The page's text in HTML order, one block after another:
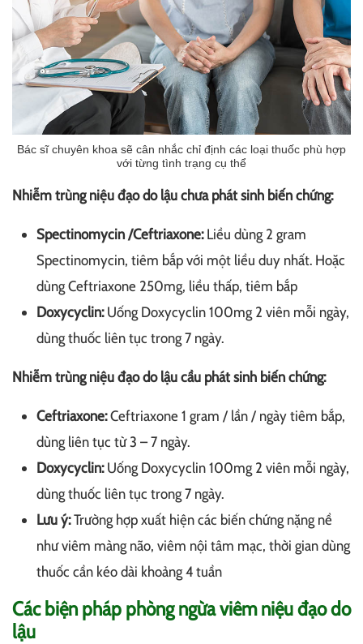
Bác sĩ chuyên khoa sẽ cân nhắc chỉ định các loại thuốc phù hợp
với từng tình trạng cụ thể
Nhiễm trùng niệu đạo do lậu chưa phát sinh biến chứng:
Spectinomycin /Ceftriaxone:Liều dùng 2 gram
Spectinomycin, tiêm bắp với một liều duy nhất. Hoặc
dùng Ceftriaxone 250mg, liều thấp, tiêm bắp
Doxycyclin:Uống Doxycyclin 100mg 2 viên mỗi ngày,
dùng thuốc liên tục trong 7 ngày.
Nhiễm trùng niệu đạo do lậu cầu phát sinh biến chứng:
Ceftriaxone:Ceftriaxone 1 gram / lần / ngày tiêm bắp,
dùng liên tục từ 3 – 7 ngày.
Doxycyclin:Uống Doxycyclin 100mg 2 viên mỗi ngày,
dùng thuốc liên tục trong 7 ngày.
Lưu ý:Trường hợp xuất hiện các biến chứng nặng nề
như viêm màng não, viêm nội tâm mạc, thời gian dùng
thuốc cần kéo dài khoảng 4 tuần
Các biện pháp phòng ngừa viêm niệu đạo do
lậu